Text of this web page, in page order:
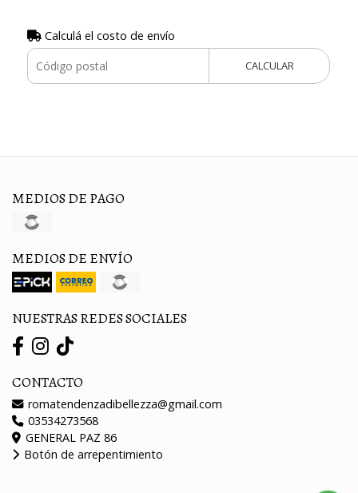
Calculá el costo de envío
CALCULAR
MEDIOS DE PAGO
MEDIOS DE ENVÍO
NUESTRAS REDES SOCIALES
CONTACTO
romatendenzadibellezza@gmail.com
03534273568
GENERAL PAZ 86
Botón de arrepentimiento